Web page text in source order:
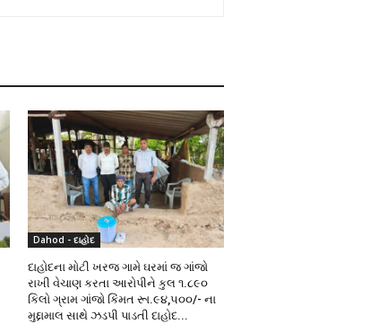
Dahod - દાહોદ
દાહોદના મોટી ખરજ ગામે ઘરમાં જ ગાંજો
રાખી વેચાણ કરતા આરોપીને કુલ ૧.૮૯૦
કિલો ગ્રામ ગાંજો કિંમત રૂા.૯૪,૫૦૦/- ના
મુદ્દામાલ સાથે ઝડપી પાડતી દાહોદ...